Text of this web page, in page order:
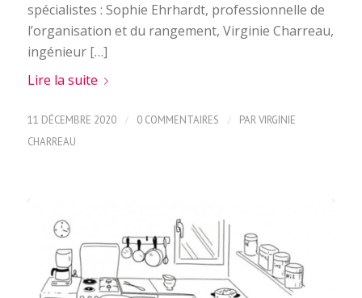
spécialistes : Sophie Ehrhardt, professionnelle de
l’organisation et du rangement, Virginie Charreau,
ingénieur […]
Lire la suite
11 DÉCEMBRE 2020 / 0 COMMENTAIRES / PARVIRGINIE
CHARREAU